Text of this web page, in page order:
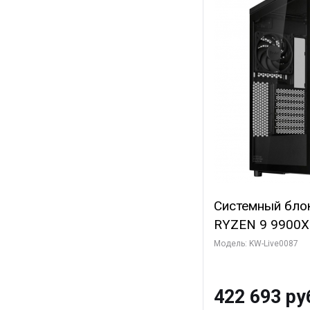
Системный
RYZEN 9
ОЗУ/ ASUS
Модель: KW-Live0087
422 693